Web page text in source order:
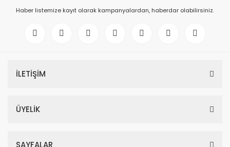
Haber listemize kayıt olarak kampanyalardan, haberdar olabilirsiniz.
İLETİŞİM
ÜYELİK
SAYFALAR